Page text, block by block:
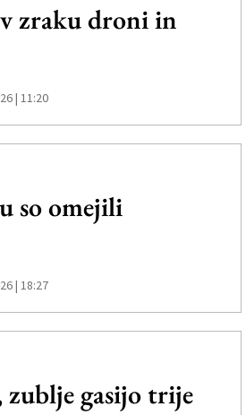
zraku droni in
| 11:20
so omejili
| 18:27
gasijo trije